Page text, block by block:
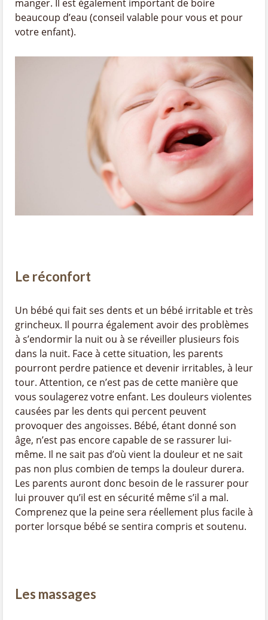
manger. Il est également important de boire
beaucoup d’eau (conseil valable pour vous et pour
votre enfant).
Le réconfort
Un bébé qui fait ses dents et un bébé irritable et très
grincheux. Il pourra également avoir des problèmes
à s’endormir la nuit ou à se réveiller plusieurs fois
dans la nuit. Face à cette situation, les parents
pourront perdre patience et devenir irritables, à leur
tour. Attention, ce n’est pas de cette manière que
vous soulagerez votre enfant. Les douleurs violentes
causées par les dents qui percent peuvent
provoquer des angoisses. Bébé, étant donné son
âge, n’est pas encore capable de se rassurer lui-
même. Il ne sait pas d’où vient la douleur et ne sait
pas non plus combien de temps la douleur durera.
Les parents auront donc besoin de le rassurer pour
lui prouver qu’il est en sécurité même s’il a mal.
Comprenez que la peine sera réellement plus facile à
porter lorsque bébé se sentira compris et soutenu.
Les massages